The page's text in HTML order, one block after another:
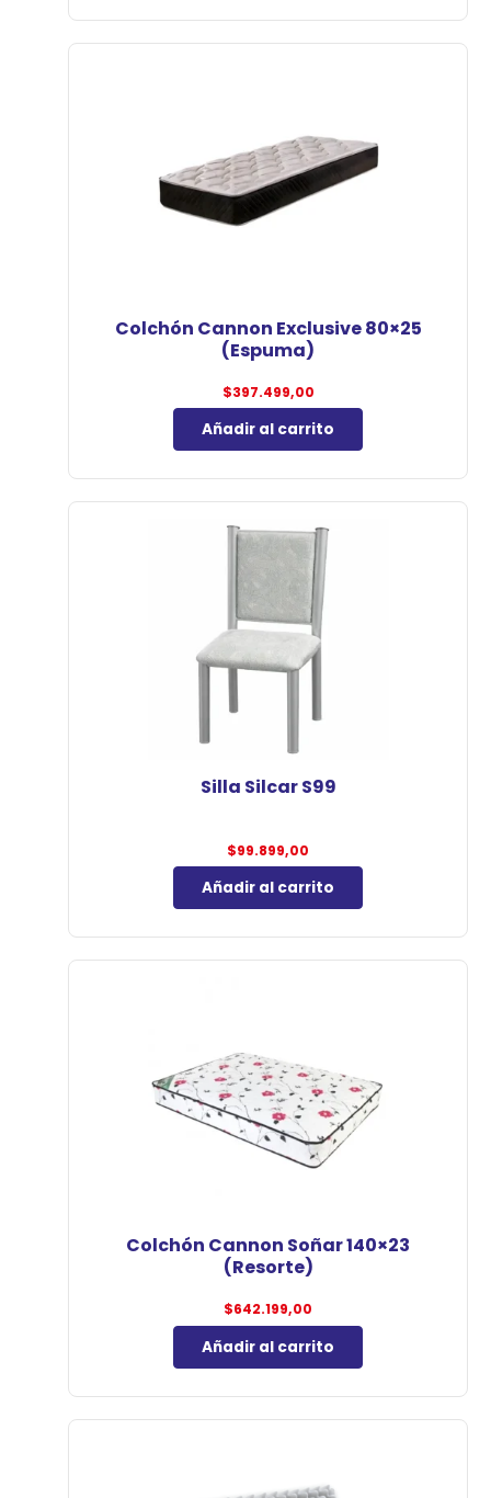
Colchón Cannon Exclusive 80×25
(Espuma)
$397.499,00
Añadir al carrito
Silla Silcar S99
$99.899,00
Añadir al carrito
Colchón Cannon Soñar 140×23
(Resorte)
$642.199,00
Añadir al carrito